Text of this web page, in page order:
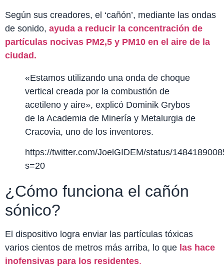
Según sus creadores, el ‘cañón’, mediante las ondas
de sonido, ayuda a reducir la concentración de
partículas nocivas PM2,5 y PM10 en el aire de la
ciudad.
«Estamos utilizando una onda de choque
vertical creada por la combustión de
acetileno y aire», explicó Dominik Grybos
de la Academia de Minería y Metalurgia de
Cracovia, uno de los inventores.
https://twitter.com/JoelGIDEM/status/
s=20
¿Cómo funciona el cañón
sónico?
El dispositivo logra enviar las partículas tóxicas
varios cientos de metros más arriba, lo que las hace
inofensivas para los residentes.